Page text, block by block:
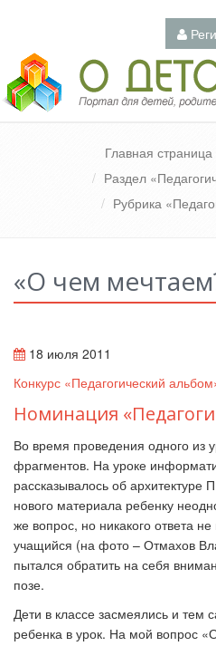
Педагогический портал «О
Главная страница
Раздел
Рубрика
«О чем
18 июля 2011
Конкурс «Педагогический
Номинация
Во время проведения одного из
фрагментов. На уроке
рассказывалось об архитектуре
нового материала ребенку
же вопрос, но никакого ответа
учащийся (на фото – Отмахов
пытался обратить на себя
позе.
Дети в классе засмеялись и тем
ребенка в урок. На мой вопрос